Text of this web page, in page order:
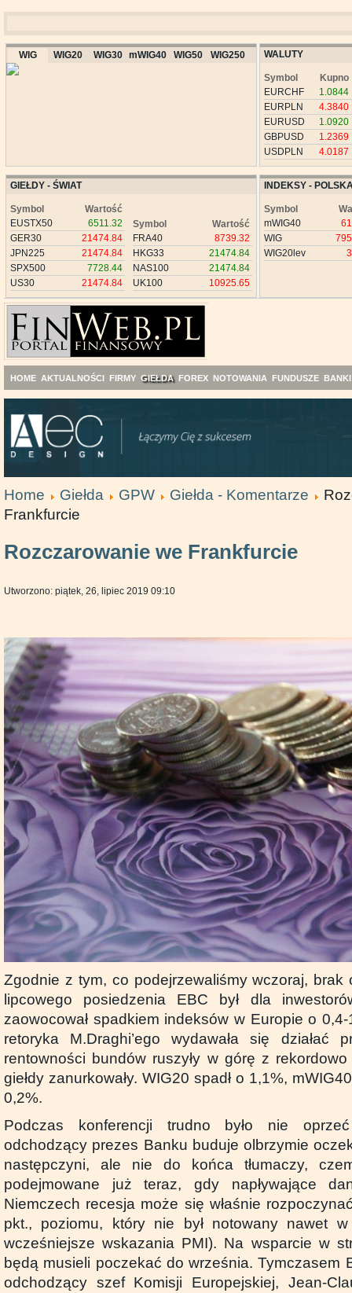
WIG WIG20 WIG30 mWIG40 WIG50 WIG250 WALUTY
Symbol
Kupno
EURCHF
1.0844
EURPLN
4.3840
EURUSD
1.0920
GBPUSD
1.2369
USDPLN
4.0187
GIEŁDY - ŚWIAT
Symbol
Wartość
EUSTX50
6511.32
GER30
21474.84
JPN225
21474.84
SPX500
7728.44
US30
21474.84
Symbol
Wartość
FRA40
8739.32
HKG33
21474.84
NAS100
21474.84
UK100
10925.65
INDEKSY -
Symbol
mWIG40
WIG
WIG20lev
HOME AKTUALNOŚCI FIRMY GIEŁDA FOREX NOTOWANIA FUNDUSZE BANKI
Home Giełda GPW Giełda - Komentarze
Frankfurcie
Rozczarowanie we Frankfurcie
Utworzono: piątek, 26, lipiec 2019 09:10
Zgodnie z tym, co podejrzewaliśmy wczoraj, brak
lipcowego posiedzenia EBC był dla
zaowocował spadkiem indeksów w Europie o 0,4-
retoryka M.Draghi’ego wydawała się działać
rentowności bundów ruszyły w górę z
giełdy zanurkowały. WIG20 spadł o 1,1%,
0,2%.
Podczas konferencji trudno było nie
odchodzący prezes Banku buduje olbrzymie
następczyni, ale nie do końca tłumaczy,
podejmowane już teraz, gdy napływające
Niemczech recesja może się właśnie
pkt., poziomu, który nie był notowany nawet
wcześniejsze wskazania PMI). Na wsparcie w
będą musieli poczekać do września. Tymczasem
odchodzący szef Komisji Europejskiej, Jean-